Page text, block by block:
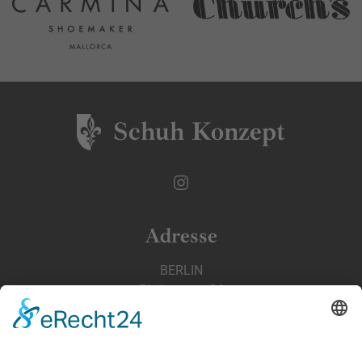
Schuh Konzept
Adresse
BERLIN
Bleibtreustr. 24
10707 Berlin Charlottenburg
Tel. 030 31508067